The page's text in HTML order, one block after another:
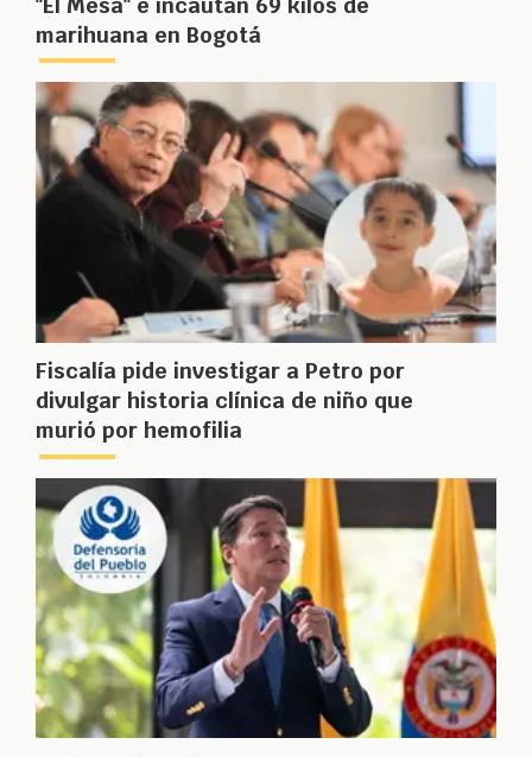
marihuana en Bogotá
Fiscalía pide investigar a Petro por
divulgar historia clínica de niño que
murió por hemofilia